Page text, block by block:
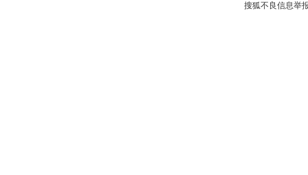
搜狐不良信息举